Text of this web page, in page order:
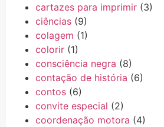
cartazes para imprimir (3)
ciências (9)
colagem (1)
colorir (1)
consciência negra (8)
contação de história (6)
contos (6)
convite especial (2)
coordenação motora (4)